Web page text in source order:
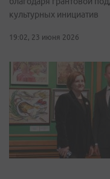
культурных инициатив
19:02, 23 июня 2026